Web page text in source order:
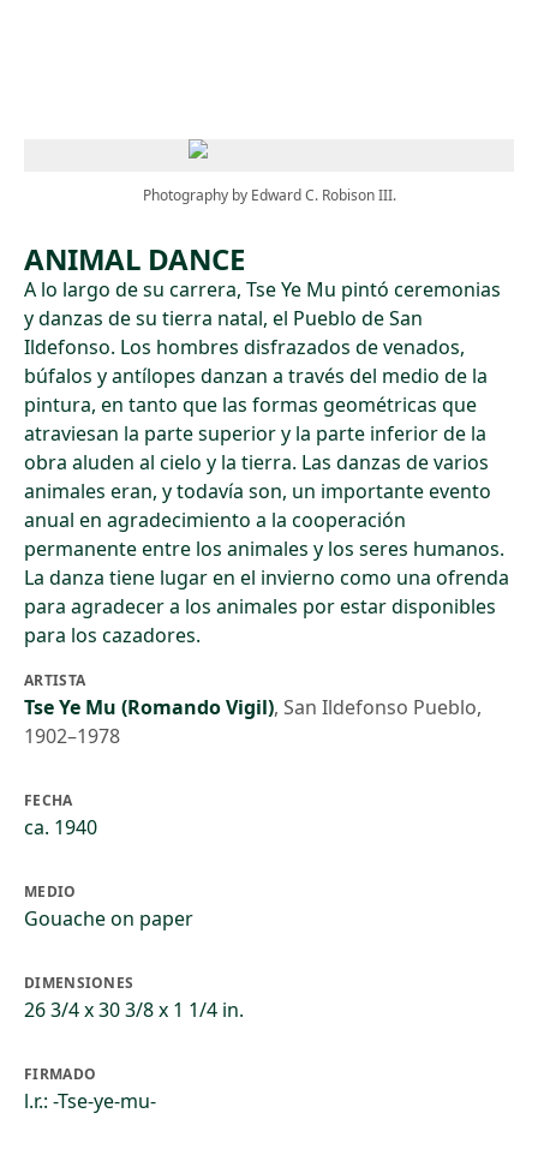
Photography by Edward C. Robison III.
ANIMAL DANCE
A lo largo de su carrera, Tse Ye Mu pintó ceremonias
y danzas de su tierra natal, el Pueblo de San
Ildefonso. Los hombres disfrazados de venados,
búfalos y antílopes danzan a través del medio de la
pintura, en tanto que las formas geométricas que
atraviesan la parte superior y la parte inferior de la
obra aluden al cielo y la tierra. Las danzas de varios
animales eran, y todavía son, un importante evento
anual en agradecimiento a la cooperación
permanente entre los animales y los seres humanos.
La danza tiene lugar en el invierno como una ofrenda
para agradecer a los animales por estar disponibles
para los cazadores.
ARTISTA
Tse Ye Mu (Romando Vigil), San Ildefonso Pueblo,
1902–1978
FECHA
ca. 1940
MEDIO
Gouache on paper
DIMENSIONES
26 3/4 x 30 3/8 x 1 1/4 in.
FIRMADO
l.r.: -Tse-ye-mu-